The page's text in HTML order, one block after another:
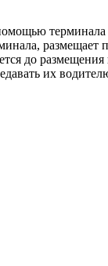
терминала
до
их